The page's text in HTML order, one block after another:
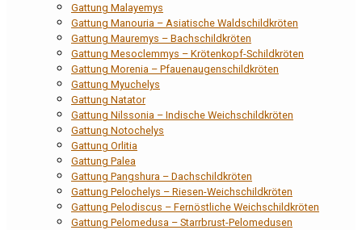
Gattung Malayemys
Gattung Manouria – Asiatische Waldschildkröten
Gattung Mauremys – Bachschildkröten
Gattung Mesoclemmys – Krötenkopf-Schildkröten
Gattung Morenia – Pfauenaugenschildkröten
Gattung Myuchelys
Gattung Natator
Gattung Nilssonia – Indische Weichschildkröten
Gattung Notochelys
Gattung Orlitia
Gattung Palea
Gattung Pangshura – Dachschildkröten
Gattung Pelochelys – Riesen-Weichschildkröten
Gattung Pelodiscus – Fernöstliche Weichschildkröten
Gattung Pelomedusa – Starrbrust-Pelomedusen